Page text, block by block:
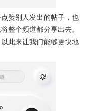
赞别人发出的帖子，也
整个频道都分享出去。
此来让我们能够更快地